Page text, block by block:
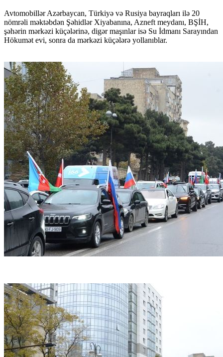
Avtomobillər Azərbaycan, Türkiyə və Rusiya bayraqları ilə 20
nömrəli məktəbdən Şəhidlər Xiyabanına, Azneft meydanı, BŞİH,
şəhərin mərkəzi küçələrinə, digər maşınlar isə Su İdmanı Sarayından
Hökumət evi, sonra da mərkəzi küçələrə yollanıblar.